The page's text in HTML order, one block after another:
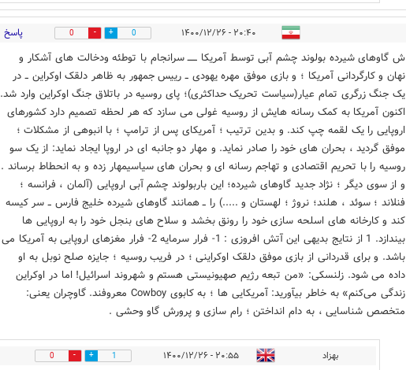
۲۰:۴۰ - ۱۴۰۰/۱۲/۲۶ 0
0 پاسخ
ش گاوهای شیرده بولوند چشم آبی توسط آمریکا ــــــ سرانجام با توطئه ودخالت های آشکار و
نهان و کارگردانی آمریکا ؛ و بازی موفق مهره یهودی ــ رییس جمهور به ظاهر دلقک اوکراین ــ در
یک جنگ زرگری تمام عیار(سیاست تحریک حداکثری)؛ پای روسیه در باتلاق جنگ اوکراین وارد شد.
اکنون آمریکا به کمک رسانه هایش از روسیه غولی می سازد که هر لحظه تصمیم دارد کشورهای
اروپایی را یک لقمه چپ کند. و بدین ترتیب ؛ آمریکای پس از ترامپ ؛ با انبوهی از مشکلات ؛
موفق گردید ، بحران های خود را صادر نماید. و مهار دو جانبه ای در اروپا ایجاد نماید: از یک سو
روسیه را با تحریم اقتصادی و تهاجم رسانه ای و بحران های سیاسیمهار زده و به انحطاط برساند .
و از سوی دیگر ؛ نژاد جدید گاوهای شیرده؛ این باربولوند چشم آبی اروپایی (آلمان ، فرانسه ؛
فنلاند ؛ سوئد ، هلند؛ نروژ ؛ لهستان و .....) را ــ همانند گاوهای شیرده خلیج فارس ــ سر کیسه
کند و کارخانه های اسلحه سازی خود را رونق بخشد و سلاح های بنجل خود را به اروپایی ها
بیندازد. 1 از نتایج بدیهی این آتش افروزی : 1- فرار سرمایه 2- فرار مغزهای اروپایی به آمریکا می
باشد. و برای قدردانی از بازی موفق دلقک اوکراینی ؛ در فریب روسیه ؛ جایزه صلح نوبل به او
داده می شود. زلنسکی: «من تبعه رژیم صهیونیستی هستم و شهروند اسرائیل! اما در اوکراین
زندگی می‌کنم» به خاطر بیآورید: آمریکایی ها ؛ به کابوی Cowboy معروفند. گاوچران یعنی:
متخصص شناسایی ، به دام انداختن ؛ رام سازی و پرورش گاو وحشی .
بهزاد ۲۰:۵۵ - ۱۴۰۰/۱۲/۲۶ 1
0